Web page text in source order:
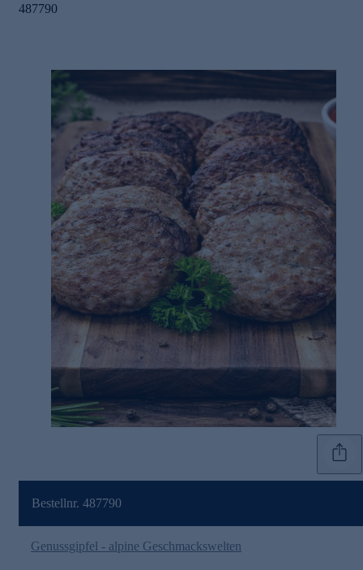
487790
Bestellnr. 487790
Genussgipfel - alpine Geschmackswelten